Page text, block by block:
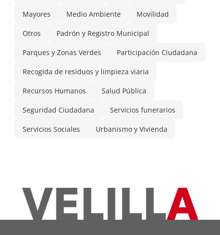
Mayores Medio Ambiente Movilidad
Otros Padrón y Registro Municipal
Parques y Zonas Verdes Participación Ciudadana
Recogida de residuos y limpieza viaria
Recursos Humanos Salud Pública
Seguridad Ciudadana Servicios funerarios
Servicios Sociales Urbanismo y Vivienda